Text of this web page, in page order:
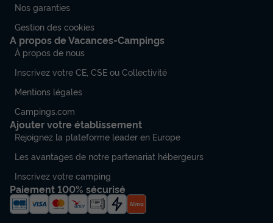
Nos garanties
Gestion des cookies
A propos de Vacances-Campings
À propos de nous
Inscrivez votre CE, CSE ou Collectivité
Mentions légales
Campings.com
Ajouter votre établissement
Rejoignez la plateforme leader en Europe
Les avantages de notre partenariat hébergeurs
Inscrivez votre camping
Paiement 100% sécurisé